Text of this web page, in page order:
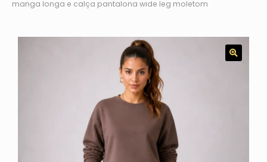
manga longa e calça pantalona wide leg moletom